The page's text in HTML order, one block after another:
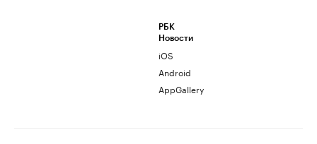
РБК
Новости
iOS
Android
AppGallery